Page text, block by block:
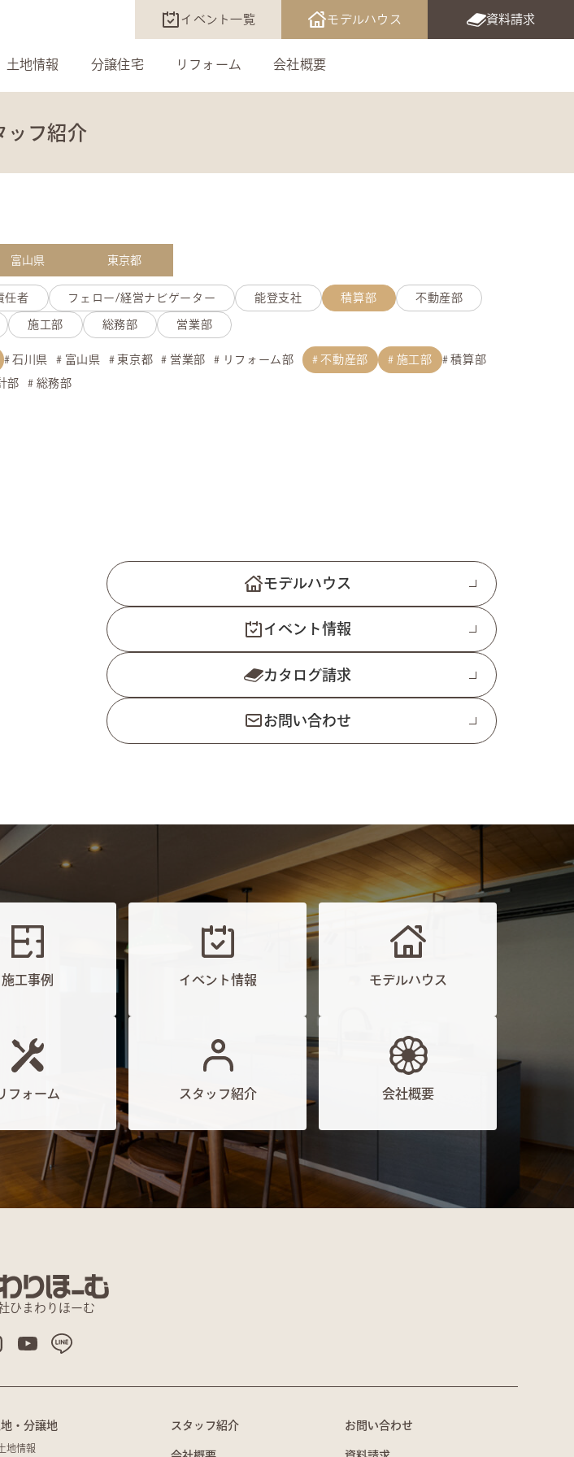
イベント一覧 モデルハウス 資料請求
土地情報 分譲住宅 リフォーム 会社概要
ッフ紹介
富山県 東京都
任者 フェロー/経営ナビゲーター 能登支社 積算部 不動産部
施工部 総務部 営業部
石川県 富山県 東京都 営業部 リフォーム部 不動産部 施工部 積算部
部 総務部
モデルハウス
イベント情報
カタログ請求
お問い合わせ
施工事例 イベント情報 モデルハウス
フォーム スタッフ紹介 会社概要
ひまわりほーむ
・分譲地
地情報
スタッフ紹介 お問い合わせ